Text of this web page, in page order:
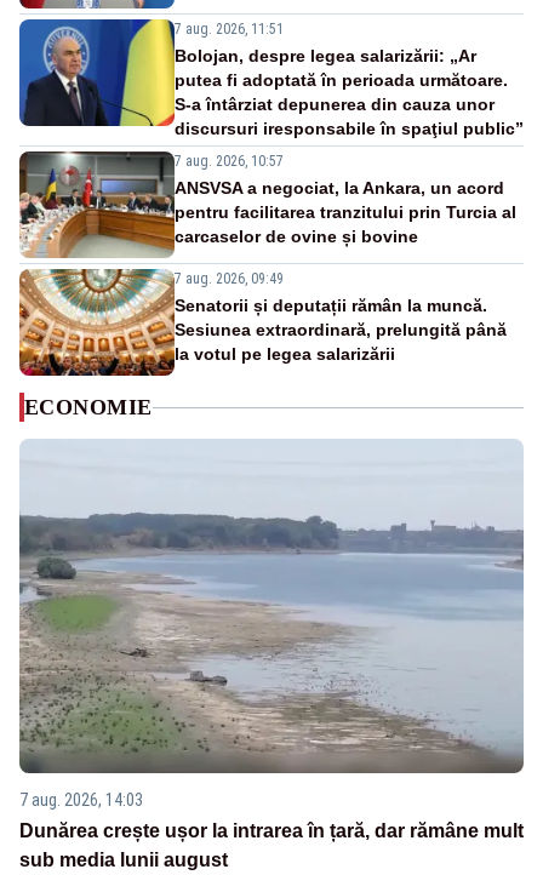
7 aug. 2026, 11:51
Bolojan, despre legea salarizării: „Ar
putea fi adoptată în perioada următoare.
S-a întârziat depunerea din cauza unor
discursuri iresponsabile în spaţiul public”
7 aug. 2026, 10:57
ANSVSA a negociat, la Ankara, un acord
pentru facilitarea tranzitului prin Turcia al
carcaselor de ovine și bovine
7 aug. 2026, 09:49
Senatorii și deputații rămân la muncă.
Sesiunea extraordinară, prelungită până
la votul pe legea salarizării
ECONOMIE
7 aug. 2026, 14:03
Dunărea crește ușor la intrarea în țară, dar rămâne mult
sub media lunii august